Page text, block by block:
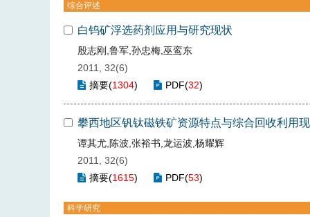
综合评述
白钨矿浮选药剂应用与研究现状
殷志刚,鲁军,孙忠梅,巫鸾东
2011, 32(6)
摘要(1304) PDF(32)
攀西地区钒钛磁铁矿资源特点与综合回收利用
谭其尤,陈波,张裕书,龙运波,杨耀辉
2011, 32(6)
摘要(1615) PDF(53)
科学研究